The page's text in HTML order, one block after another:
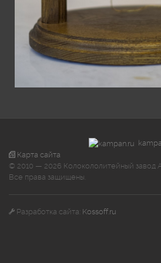
Карта сайта
© 2010 — 2026 Колокололитейный завод
Все права защищены.
Разработка сайта: Kossoff.ru